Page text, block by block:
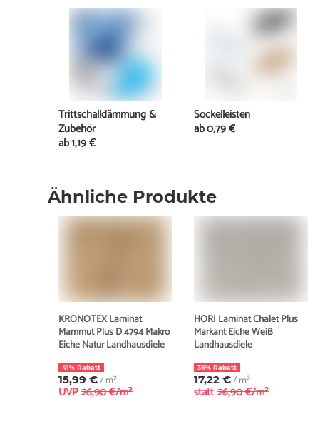
Ähnliche Produkte
KRONOTEX Laminat
Mammut Plus D 4794 Makro
Eiche Natur Landhausdiele
41% Rabatt
15,99 €/ m²
UVP 26,90 €/m²
HORI Laminat Chalet Plus
Markant Eiche Weiß
Landhausdiele
36% Rabatt
17,22 €/ m²
statt 26,90 €/m²
Trittschalldämmung &
Zubehör
ab1,19 €
Sockelleisten
ab0,79 €